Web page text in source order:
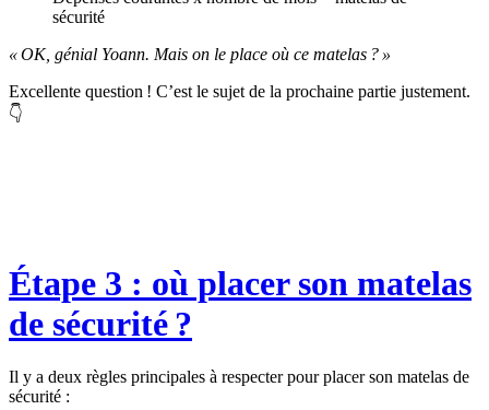
sécurité
« OK, génial Yoann. Mais on le place où ce matelas ? »
Excellente question ! C’est le sujet de la prochaine partie justement.
👇
Étape 3 : où placer son matelas
de sécurité ?
Il y a deux règles principales à respecter pour placer son matelas de
sécurité :